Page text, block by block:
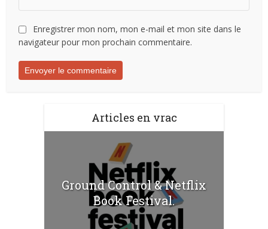
Enregistrer mon nom, mon e-mail et mon site dans le
navigateur pour mon prochain commentaire.
Articles en vrac
Ground Control & Netflix
Book Festival.